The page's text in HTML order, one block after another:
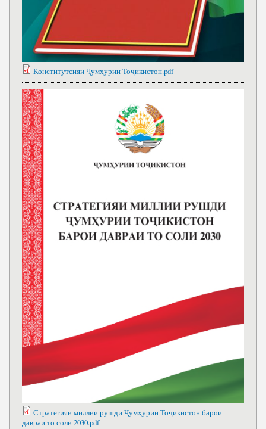
Конститутсияи Ҷумҳурии Тоҷикистон.pdf
Стратегияи миллии рушди Ҷумҳурии Тоҷикистон барои
давраи то соли 2030.pdf